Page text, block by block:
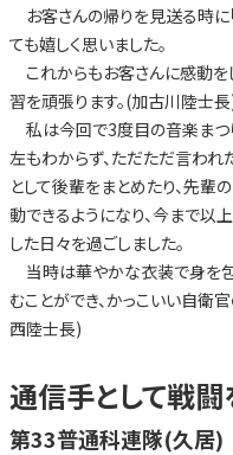
お客さんの帰りを見送る時に
ても嬉しく思いました。
これからもお客さんに感動を
習を頑張ります。(加古川陸士
私は今回で3度目の音楽まつ
左もわからず、ただただ言わ
として後輩をまとめたり、先輩
動できるようになり、今まで以
した日々を過ごしました。
当時は華やかな衣装で身を
むことができ、かっこいい自衛
西陸士長)
通信手として戦闘
第33普通科連隊(久